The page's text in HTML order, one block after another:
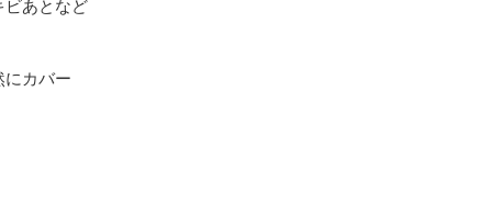
ビあとなど
にカバー